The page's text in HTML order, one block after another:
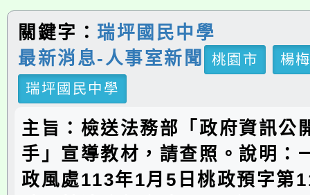
關鍵字： 瑞坪國民中學
最新消息-人事室新聞
桃園市
楊
瑞坪國民中學
主旨：檢送法務部「政府資訊公
手」宣導教材，請查照。說明：
政風處113年1月5日桃政預字第